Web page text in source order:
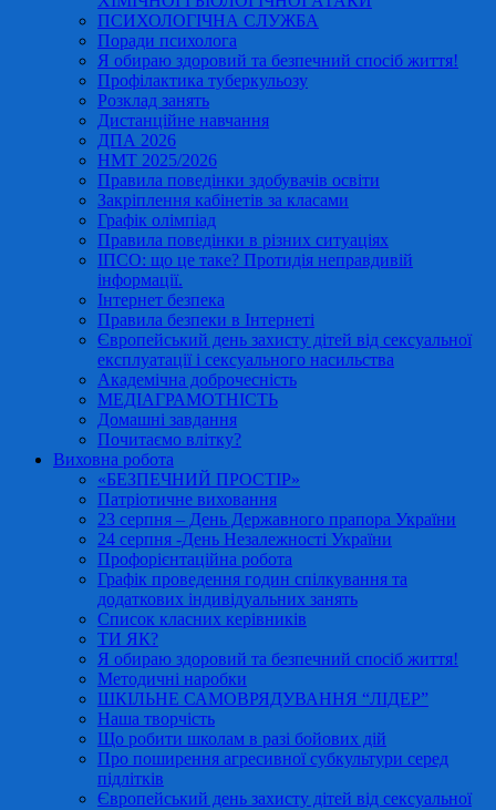
ПСИХОЛОГІЧНА СЛУЖБА
Поради психолога
Я обираю здоровий та безпечний спосіб життя!
Профілактика туберкульозу
Розклад занять
Дистанційне навчання
ДПА 2026
НМТ 2025/2026
Правила поведінки здобувачів освіти
Закріплення кабінетів за класами
Графік олімпіад
Правила поведінки в різних ситуаціях
ІПСО: що це таке? Протидія неправдивій
інформації.
Інтернет безпека
Правила безпеки в Інтернеті
Європейський день захисту дітей від сексуальної
експлуатації і сексуального насильства
Академічна доброчесність
МЕДІАГРАМОТНІСТЬ
Домашні завдання
Почитаємо влітку?
Виховна робота
«БЕЗПЕЧНИЙ ПРОСТІР»
Патріотичне виховання
23 серпня – День Державного прапора України
24 серпня -День Незалежності України
Профорієнтаційна робота
Графік проведення годин спілкування та
додаткових індивідуальних занять
Список класних керівників
ТИ ЯК?
Я обираю здоровий та безпечний спосіб життя!
Методичні наробки
ШКІЛЬНЕ САМОВРЯДУВАННЯ “ЛІДЕР”
Наша творчість
Що робити школам в разі бойових дій
Про поширення агресивної субкультури серед
підлітків
Європейський день захисту дітей від сексуальної